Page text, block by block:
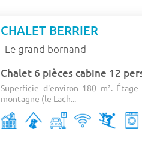
CHALET BERRIER
- Le grand bornand
Chalet 6 pièces cabine 12
Superficie d'environ 180 m².
montagne (le Lach...